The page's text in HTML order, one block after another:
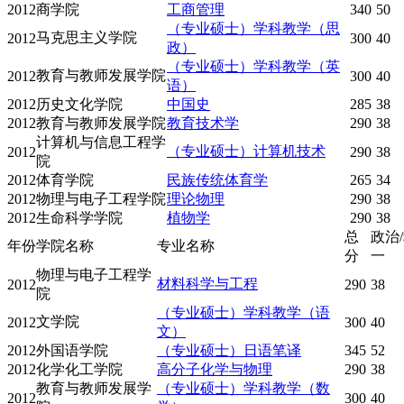
2012商学院 工商管理 340 50
2012马克思主义学院
（专业硕士）学科教学（思
政）
300 40
2012教育与教师发展学院
（专业硕士）学科教学（英
语）
300 40
2012历史文化学院 中国史 285 38
2012教育与教师发展学院教育技术学 290 38
2012
计算机与信息工程学
院
（专业硕士）计算机技术 290 38
2012体育学院 民族传统体育学 265 34
2012物理与电子工程学院理论物理 290 38
2012生命科学学院 植物学 290 38
年份学院名称 专业名称
总
分
政治
一
2012
物理与电子工程学
院
材料科学与工程 290 38
2012文学院
（专业硕士）学科教学（语
文）
300 40
2012外国语学院 （专业硕士）日语笔译 345 52
2012化学化工学院 高分子化学与物理 290 38
2012
教育与教师发展学
（专业硕士）学科教学（数
300 40